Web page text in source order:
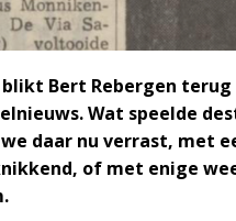
blikt Bert Rebergen
Wat speelde
daar nu verrast, met
of met enige